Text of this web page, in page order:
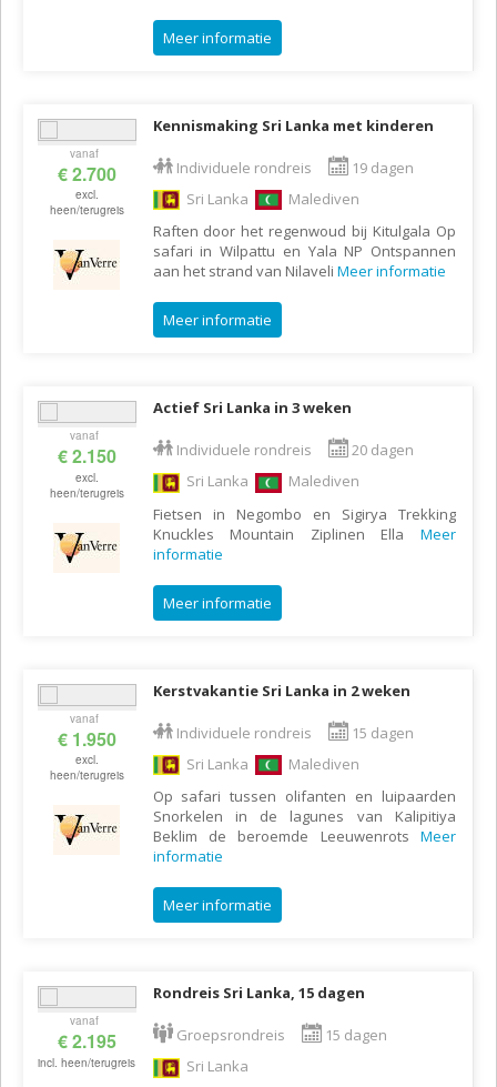
Meer informatie
vanaf
€ 2.700
excl.
heen/terugreis
Kennismaking Sri Lanka met kinderen
Individuele rondreis
19 dagen
Sri Lanka
Malediven
Raften door het regenwoud bij Kitulgala Op
safari in Wilpattu en Yala NP Ontspannen
aan het strand van Nilaveli Meer informatie
Meer informatie
vanaf
€ 2.150
excl.
heen/terugreis
Actief Sri Lanka in 3 weken
Individuele rondreis
20 dagen
Sri Lanka
Malediven
Fietsen in Negombo en Sigirya Trekking
Knuckles Mountain Ziplinen Ella Meer
informatie
Meer informatie
vanaf
€ 1.950
excl.
heen/terugreis
Kerstvakantie Sri Lanka in 2 weken
Individuele rondreis
15 dagen
Sri Lanka
Malediven
Op safari tussen olifanten en luipaarden
Snorkelen in de lagunes van Kalipitiya
Beklim de beroemde Leeuwenrots Meer
informatie
Meer informatie
vanaf
€ 2.195
incl. heen/terugreis
Rondreis Sri Lanka, 15 dagen
Groepsrondreis
15 dagen
Sri Lanka